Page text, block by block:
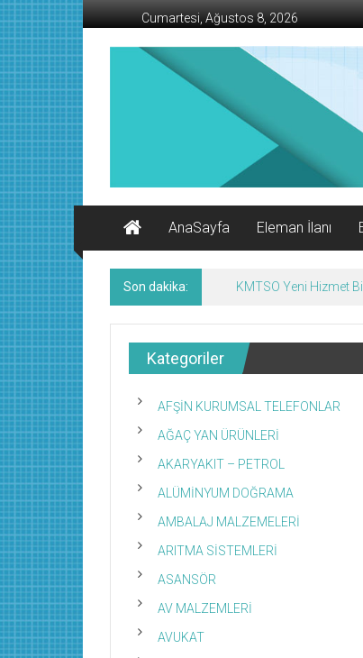
İçeriğe
geç
Cumartesi, Ağustos 8, 2026
AFŞİN
Ekonomi
Kanalı
AnaSayfa
Eleman İlanı
Son dakika: KMTSO Yeni Hizmet
Kategoriler
AFŞİN KURUMSAL TELEFONLAR
AĞAÇ YAN ÜRÜNLERİ
AKARYAKIT – PETROL
ALÜMİNYUM DOĞRAMA
AMBALAJ MALZEMELERİ
ARITMA SİSTEMLERİ
ASANSÖR
AV MALZEMLERİ
AVUKAT